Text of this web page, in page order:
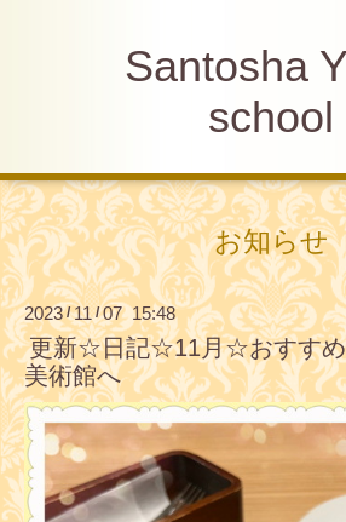
Santosha
school
お知らせ
2023/11/07 15:48
更新☆日記☆11月☆おすす
美術館へ